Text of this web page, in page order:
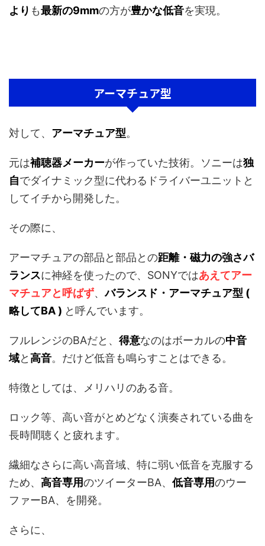
より も最新の9mmの方が豊かな低音を実現。
アーマチュア型
対して、 アーマチュア型。
元は補聴器メーカーが作っていた技術。ソニーは独
自でダイナミック型に代わるドライバーユニットと
してイチから開発した。
その際に、
アーマチュアの部品と部品との距離・磁力の強さバ
ランスに神経を使ったので、SONYではあえてアー
マチュアと呼ばず、バランスド・アーマチュア型 (
略してBA ) と呼んでいます。
フルレンジのBAだと、 得意なのはボーカルの中音
域と高音。だけど低音も鳴らすことはできる。
特徴としては、メリハリのある音。
ロック等、高い音がとめどなく演奏されている曲を
長時間聴くと疲れます。
繊細なさらに高い高音域、特に弱い低音を克服する
ため、 高音専用のツイーターBA、 低音専用のウー
ファーBA、を開発。
さらに、